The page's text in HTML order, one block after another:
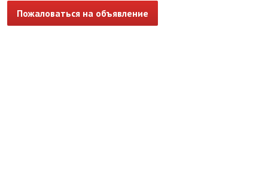
Пожаловаться на объявление